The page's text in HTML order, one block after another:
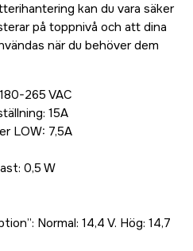
kan du vara säker
på toppnivå och att dina
när du behöver dem
265 VAC
15A
LOW: 7,5A
0,5 W
Normal: 14,4 V. Hög: 14,7